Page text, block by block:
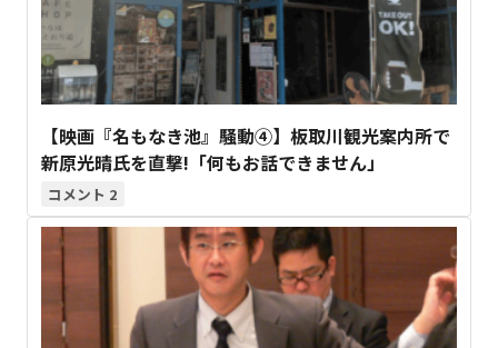
【映画『名もなき池』騒動④】板取川観光案内所で
新原光晴氏を直撃!「何もお話できません」
2